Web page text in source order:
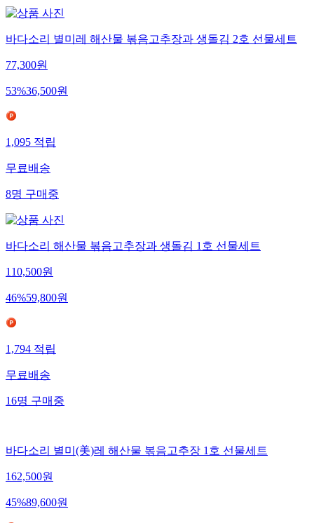
바다소리 별미레 해산물 볶음고추장과 생돌김 2호 선물세트
77,300원
53%36,500원
1,095적립
무료배송
8명구매중
바다소리 해산물 볶음고추장과 생돌김 1호 선물세트
110,500원
46%59,800원
1,794적립
무료배송
16명구매중
바다소리 별미(美)레 해산물 볶음고추장 1호 선물세트
162,500원
45%89,600원